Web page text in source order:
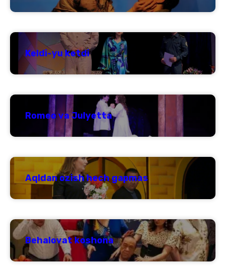
Keldi-yu ketdi
Romeo va Julyetta
Aqldan ozish hech gapmas
Behalovat koshona